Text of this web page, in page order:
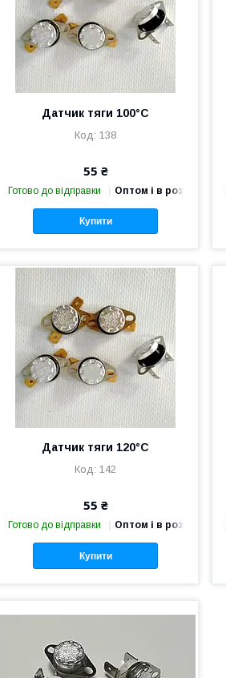
Датчик тяги 100°С
138
55 ₴
Готово до відправки Оптом і в роздріб
Купити
Датчик тяги 120°С
142
55 ₴
Готово до відправки Оптом і в роздріб
Купити